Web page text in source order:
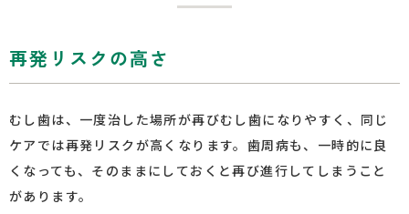
再発リスクの高さ
むし歯は、一度治した場所が再びむし歯になりやすく、同じ
ケアでは再発リスクが高くなります。歯周病も、一時的に良
くなっても、そのままにしておくと再び進行してしまうこと
があります。